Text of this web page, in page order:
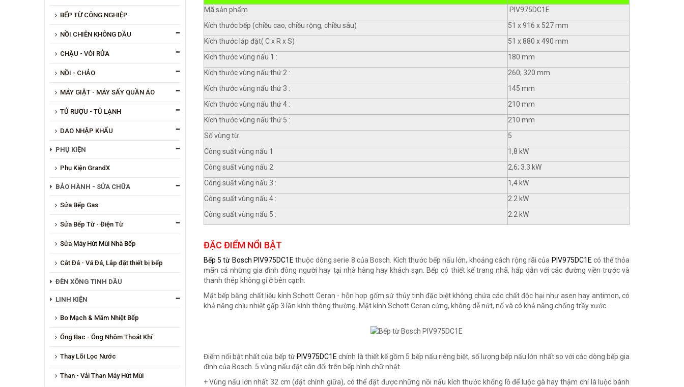
BẾP TỪ CÔNG NGHIỆP
NỒI CHIÊN KHÔNG DẦU
CHẬU - VÒI RỬA
NỒI - CHẢO
MÁY GIẶT - MÁY SẤY QUẦN ÁO
TỦ RƯỢU - TỦ LẠNH
DAO NHẬP KHẨU
PHỤ KIỆN
Phụ Kiện GrandX
BẢO HÀNH - SỬA CHỮA
Sửa Bếp Gas
Sửa Bếp Từ - Điện Từ
Sửa Máy Hút Mùi Nhà Bếp
Cắt Đá - Vá Đá, Lắp đặt thiết bị bếp
ĐÈN XÔNG TINH DẦU
LINH KIỆN
Bo Mạch & Mâm Nhiệt Bếp
Ống Bạc - Ống Nhôm Thoát Khí
Thay Lõi Lọc Nước
Than - Vải Than Máy Hút Mùi
Mã sản phẩm
PIV975DC1E
Kích thước bếp (chiều cao, chiều rộng, chiều sâu)
51 x 916 x 527 mm
Kích thước lắp đặt( C x R x S)
51 x 880 x 490 mm
Kích thước vùng nấu 1 :
180 mm
Kích thước vùng nấu thứ 2 :
260; 320 mm
Kích thước vùng nấu thứ 3 :
145 mm
Kích thước vùng nấu thứ 4 :
210 mm
Kích thước vùng nấu thứ 5 :
210 mm
Số vùng từ
5
Công suất vùng nấu 1
1,8 kW
Công suất vùng nấu 2
2,6; 3.3 kW
Công suất vùng nấu 3 :
1,4 kW
Công suất vùng nấu 4 :
2.2 kW
Công suất vùng nấu 5 :
2.2 kW
ĐẶC ĐIỂM NỔI BẬT
Bếp 5 từ Bosch PIV975DC1E thuộc dòng serie 8 của Bosch. Kích thước bếp nấu lớn, khoảng cách rộng rãi của PIV975DC1E có thể thỏa
mãn cả những gia đình đông người hay tại nhà hàng hay khách sạn. Bếp có thiết kế trang nhã, hấp dẫn với các đường viền trước và
thanh thép không gỉ ở bên cạnh.
Mặt bếp bằng chất liệu kính Schott Ceran - hỗn hợp gốm sứ thủy tinh đặc biệt không chứa các chất độc hại như asen hay antimon, có
khả năng chịu nhiệt gấp 3 lần kính thông thường. Mặt kính Schott Ceran cứng, không dễ nứt, nổ và có khả năng chống trầy xước.
Điểm nổi bật nhất của bếp từPIV975DC1E chính là thiết kế gồm 5 bếp nấu riêng biệt, số lượng bếp nấu lớn nhất so với các dòng bếp gia
đình của Bosch. 5 vùng nấu đặt cân đối trên bếp hình chữ nhật.
+ Vùng nấu lớn nhất 32 cm (đặt chính giữa), có thể đặt được những nồi nấu kích thước khổng lồ để luộc gà hay thậm chí là luộc bánh